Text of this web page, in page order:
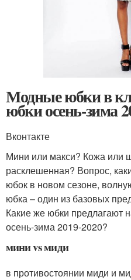
Модные юбки в
юбки осень-зима
Вконтакте
Мини или макси? Кожа или
расклешенная? Вопрос,
юбок в новом сезоне,
юбка – один из базовых
Какие же юбки предлагают
осень-зима 2019-2020?
мини vs миди
в противостоянии миди и